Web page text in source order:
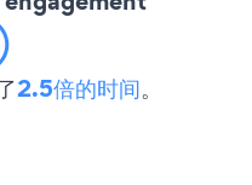
2.5倍的时间。